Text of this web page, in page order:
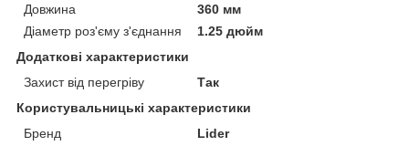
Довжина
360 мм
Діаметр роз'єму з'єднання
1.25 дюйм
Додаткові характеристики
Захист від перегріву
Так
Користувальницькі характеристики
Бренд
Lider